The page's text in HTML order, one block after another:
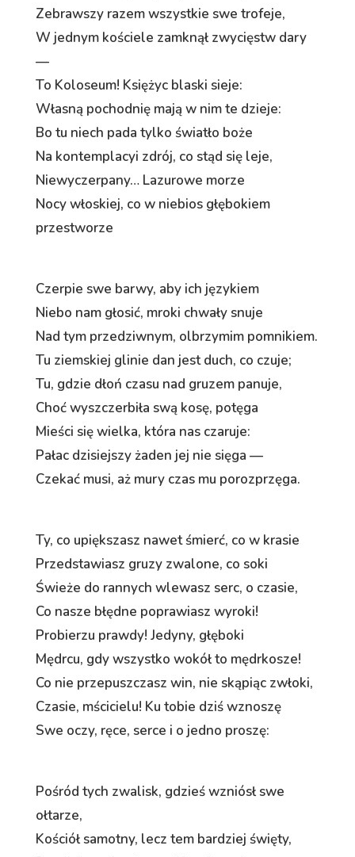
Zebrawszy razem wszystkie swe trofeje,
W jednym kościele zamknął zwycięstw dary
—
To Koloseum! Księżyc blaski sieje:
Własną pochodnię mają w nim te dzieje:
Bo tu niech pada tylko światło boże
Na kontemplacyi zdrój, co stąd się leje,
Niewyczerpany… Lazurowe morze
Nocy włoskiej, co w niebios głębokiem
przestworze
Czerpie swe barwy, aby ich językiem
Niebo nam głosić, mroki chwały snuje
Nad tym przedziwnym, olbrzymim pomnikiem.
Tu ziemskiej glinie dan jest duch, co czuje;
Tu, gdzie dłoń czasu nad gruzem panuje,
Choć wyszczerbiła swą kosę, potęga
Mieści się wielka, która nas czaruje:
Pałac dzisiejszy żaden jej nie sięga —
Czekać musi, aż mury czas mu porozprzęga.
Ty, co upiększasz nawet śmierć, co w krasie
Przedstawiasz gruzy zwalone, co soki
Świeże do rannych wlewasz serc, o czasie,
Co nasze błędne poprawiasz wyroki!
Probierzu prawdy! Jedyny, głęboki
Mędrcu, gdy wszystko wokół to mędrkosze!
Co nie przepuszczasz win, nie skąpiąc zwłoki,
Czasie, mścicielu! Ku tobie dziś wznoszę
Swe oczy, ręce, serce i o jedno proszę:
Pośród tych zwalisk, gdzieś wzniósł swe
ołtarze,
Kościół samotny, lecz tem bardziej święty,